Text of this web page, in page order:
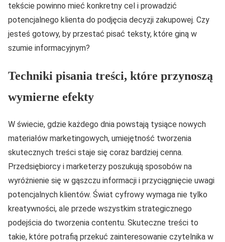
tekście powinno mieć konkretny cel i prowadzić
potencjalnego klienta do podjęcia decyzji zakupowej. Czy
jesteś gotowy, by przestać pisać teksty, które giną w
szumie informacyjnym?
Techniki pisania treści, które przynoszą
wymierne efekty
W świecie, gdzie każdego dnia powstają tysiące nowych
materiałów marketingowych, umiejętność tworzenia
skutecznych treści staje się coraz bardziej cenna.
Przedsiębiorcy i marketerzy poszukują sposobów na
wyróżnienie się w gąszczu informacji i przyciągnięcie uwagi
potencjalnych klientów. Świat cyfrowy wymaga nie tylko
kreatywności, ale przede wszystkim strategicznego
podejścia do tworzenia contentu. Skuteczne treści to
takie, które potrafią przekuć zainteresowanie czytelnika w